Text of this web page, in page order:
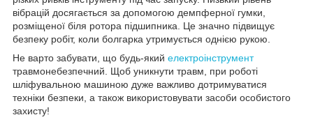
вібрацій досягається за допомогою демпферної гумки,
розміщеної біля ротора підшипника. Це значно підвищує
безпеку робіт, коли болгарка утримується однією рукою.
Не варто забувати, що будь-який електроінструмент
травмонебезпечний. Щоб уникнути травм, при роботі
шліфувальною машиною дуже важливо дотримуватися
техніки безпеки, а також використовувати засоби особистого
захисту!